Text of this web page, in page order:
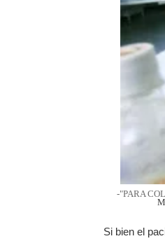
-"PARA
Si bien el